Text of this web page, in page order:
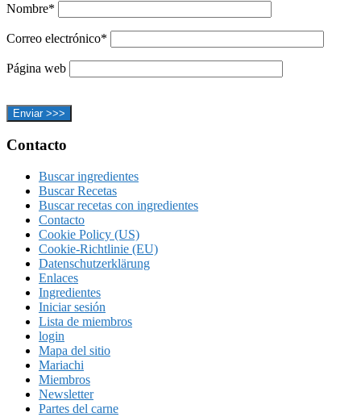
Nombre*
Correo electrónico*
Página web
Footer
Contacto
Buscar ingredientes
Buscar Recetas
Buscar recetas con ingredientes
Contacto
Cookie Policy (US)
Cookie-Richtlinie (EU)
Datenschutzerklärung
Enlaces
Ingredientes
Iniciar sesión
Lista de miembros
login
Mapa del sitio
Mariachi
Miembros
Newsletter
Partes del carne